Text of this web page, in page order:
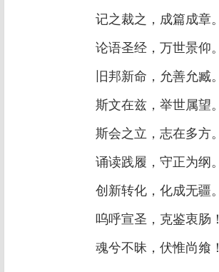
记之裁之，成篇成章。
论语圣经，万世景仰。
旧邦新命，允善允臧。
斯文在兹，举世属望。
斯会之立，志在多方。
诵读践履，守正为纲。
创新转化，化成无疆。
呜呼宣圣，克鉴衷肠！
魂兮不昧，伏惟尚飨！